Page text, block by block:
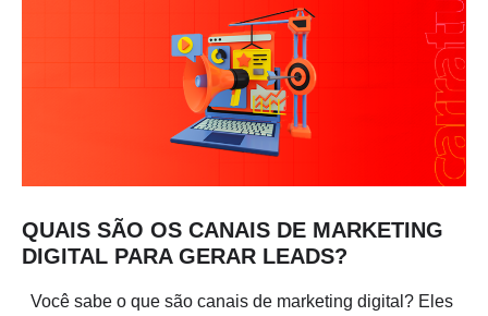
QUAIS SÃO OS CANAIS DE MARKETING
DIGITAL PARA GERAR LEADS?
Você sabe o que são canais de marketing digital? Eles